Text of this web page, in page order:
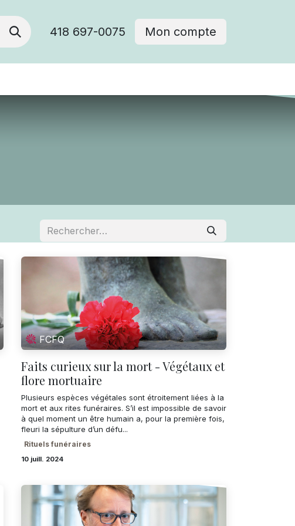
418 697-0075 Mon compte
FCFQ
Faits curieux sur la mort - Végétaux et
flore mortuaire
Plusieurs espèces végétales sont étroitement liées à la
mort et aux rites funéraires. S’il est impossible de savoir
à quel moment un être humain a, pour la première fois,
fleuri la sépulture d’un défu...
Rituels funéraires
10 juill. 2024